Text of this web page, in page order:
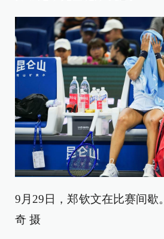
9月29日，郑钦文在比赛间歇
奇 摄